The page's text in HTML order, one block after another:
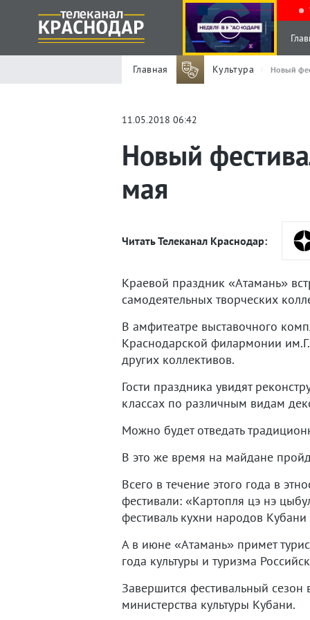
Главная Культура Новый
11.05.2018 06:42
Новый
мая
Читать Телеканал Краснодар:
Краевой праздник «Атамань»
самодеятельных творческих
В амфитеатре выставочного
Краснодарской филармонии
других коллективов.
Гости праздника увидят
классах по различным видам
Можно будет отведать
В это же время на майдане
Всего в течение этого года в
фестивали: «Картопля цэ нэ
фестиваль кухни народов
А в июне «Атамань» примет
года культуры и туризма
Завершится фестивальный
министерства культуры Кубани.